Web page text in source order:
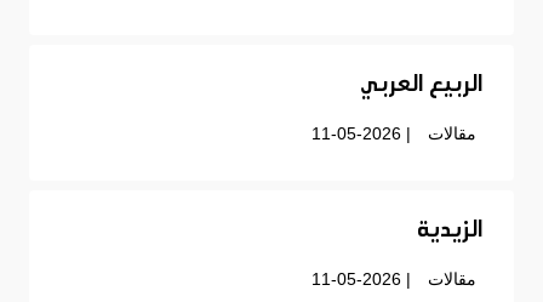
الربيع العربي
مقالات | 11-05-2026
الزيدية
مقالات | 11-05-2026